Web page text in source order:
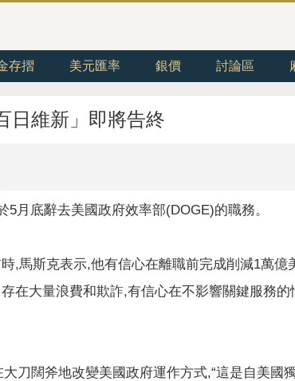
存摺 美元匯率 銀價 討論區
日維新」即將告終
5月底辭去美國政府效率部(DOGE)的職務。
,馬斯克表示,他有信心在離職前完成削減1萬億
在大量浪費和欺詐,有信心在不影響關鍵服務的
刀闊斧地改變美國政府運作方式,“這是自美國